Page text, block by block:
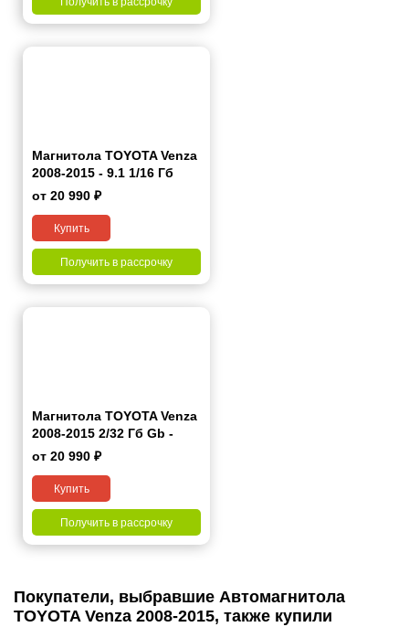
Магнитола TOYOTA Venza
2008-2015 - 9.1 1/16 Гб
Simple
от 20 990 ₽
Купить
Получить в рассрочку
Магнитола TOYOTA Venza
2008-2015 2/32 Гб Gb -
Android 10.1
от 20 990 ₽
Купить
Получить в рассрочку
Покупатели, выбравшие Автомагнитола
TOYOTA Venza 2008-2015, также купили